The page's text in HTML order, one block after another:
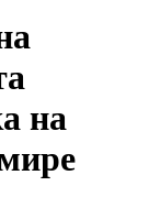
на